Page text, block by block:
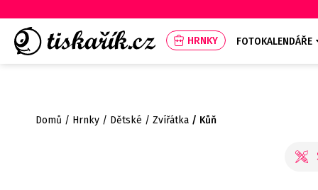
HRNKY FOTOKALENDÁŘE
Domů Hrnky Dětské Zvířátka Kůň